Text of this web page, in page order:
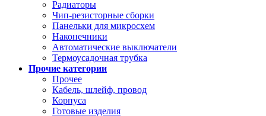
Радиаторы
Чип-резисторные сборки
Панельки для микросхем
Наконечники
Автоматические выключатели
Термоусадочная трубка
Прочие категории
Прочее
Кабель, шлейф, провод
Корпуса
Готовые изделия